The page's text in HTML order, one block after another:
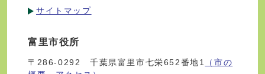
サイトマップ
富里市役所
〒286-0292 千葉県富里市七栄652番地1
（市の